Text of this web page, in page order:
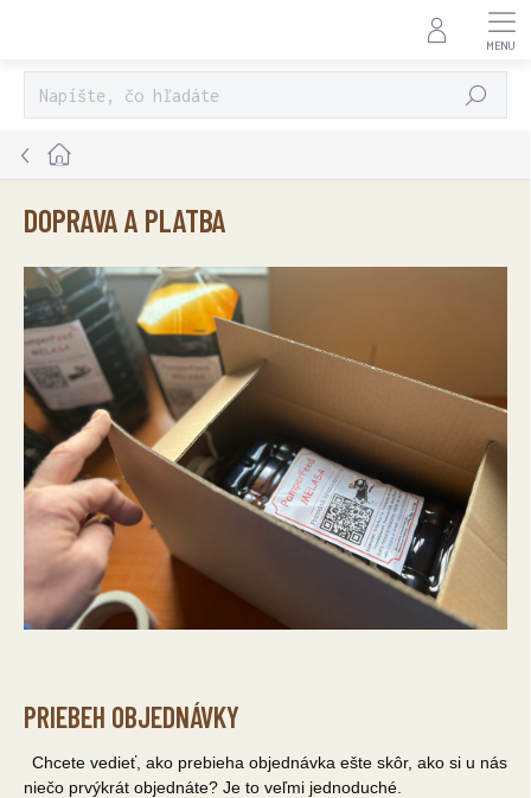
HĽADAŤ
Domov
DOPRAVA A PLATBA
PRIEBEH OBJEDNÁVKY
Chcete vedieť, ako prebieha objednávka ešte skôr, ako si u nás
niečo prvýkrát objednáte? Je to veľmi jednoduché.